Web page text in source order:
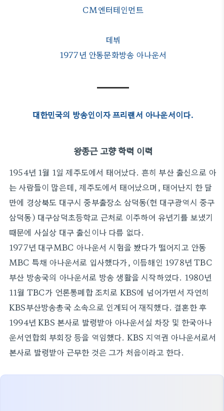
CM엔터테인먼트
데뷔
1977년 안동문화방송 아나운서
대한민국의 방송인이자 프리랜서 아나운서이다.
왕종근 고향 학력 이력
1954년 1월 1일 제주도에서 태어났다. 흔히 부산 출신으로 아
는 사람들이 많은데, 제주도에서 태어났으며, 태어난지 한 달
만에 경상북도 대구시 중부출장소 삼덕동(현 대구광역시 중구
삼덕동) 대구삼덕초등학교 근처로 이주하여 유년기를 보냈기
때문에 사실상 대구 출신이나 다름 없다.
1977년 대구MBC 아나운서 시험을 봤다가 떨어지고 안동
MBC 특채 아나운서로 입사했다가, 이듬해인 1978년 TBC
부산 방송국의 아나운서로 방송 생활을 시작하였다. 1980년
11월 TBC가 언론통폐합 조치로 KBS에 넘어가면서 자연히
KBS부산방송총국 소속으로 인계되어 재직했다. 결혼한 후
1994년 KBS 본사로 발령받아 아나운서실 차장 및 한국아나
운서연합회 부회장 등을 역임했다. KBS 지역권 아나운서로서
본사로 발령받아 근무한 것은 그가 처음이라고 한다.